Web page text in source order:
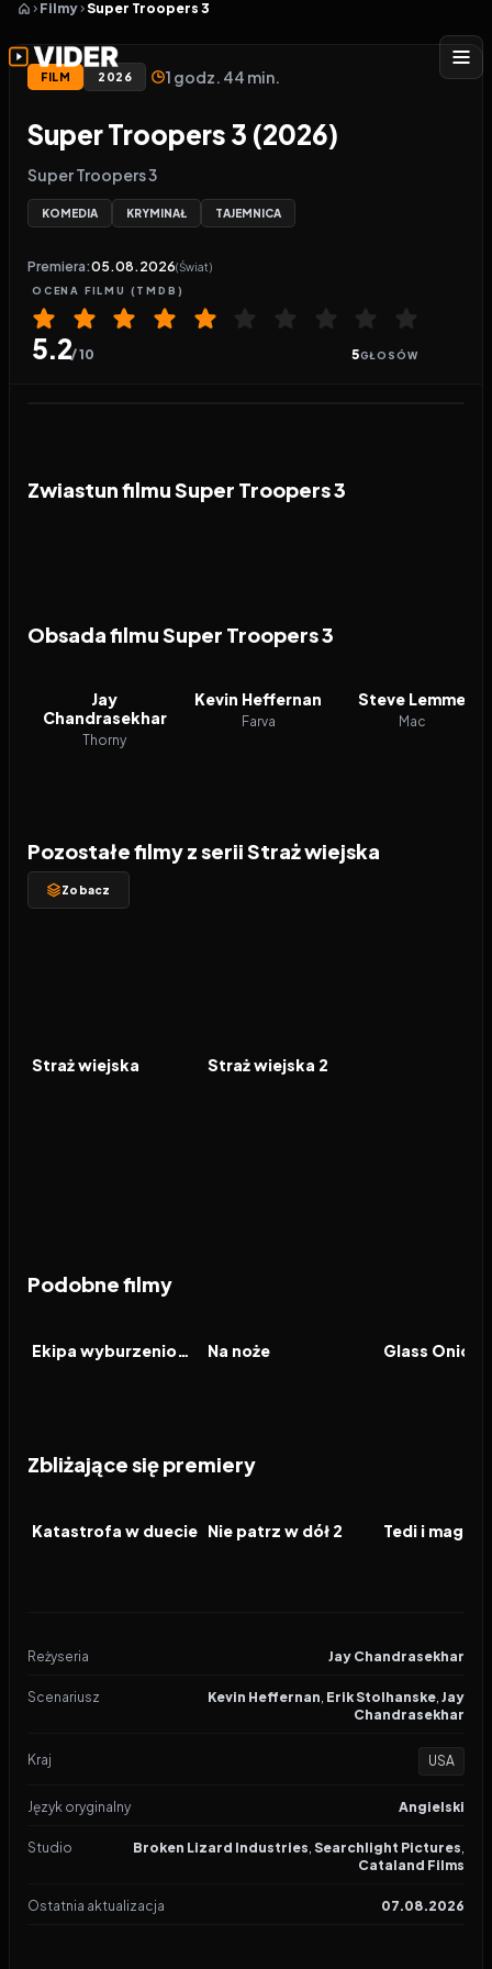
Filmy Super Troopers 3
FILM 2026 1 godz. 44 min.
Super Troopers 3 (2026)
Super Troopers 3
KOMEDIA KRYMINAŁ TAJEMNICA
Premiera:05.08.2026(Świat)
OCENA FILMU (TMDB)
5.2/ 10 5GŁOSÓW
Zwiastun filmu Super Troopers 3
Obsada filmu Super Troopers 3
Jay
Chandrasekhar
Thorny
Kevin Heffernan
Farva
Steve Lemme
Mac
Pozostałe filmy z serii Straż wiejska
Zobacz
FILM
Straż wiejska FILM
Straż wiejska 2
Podobne filmy
FILM Ekipa wyburzeniowa FILM
Na noże FILM
Zbliżające się premiery
FILM
Katastrofa w duecie FILM
Nie patrz w dół 2 FILM
Reżyseria Jay Chandrasekhar
Scenariusz Kevin Heffernan, Erik Stolhanske, Jay
Chandrasekhar
Kraj USA
Język oryginalny Angielski
Studio Broken Lizard Industries, Searchlight Pictures,
Cataland Films
Ostatnia aktualizacja 07.08.2026